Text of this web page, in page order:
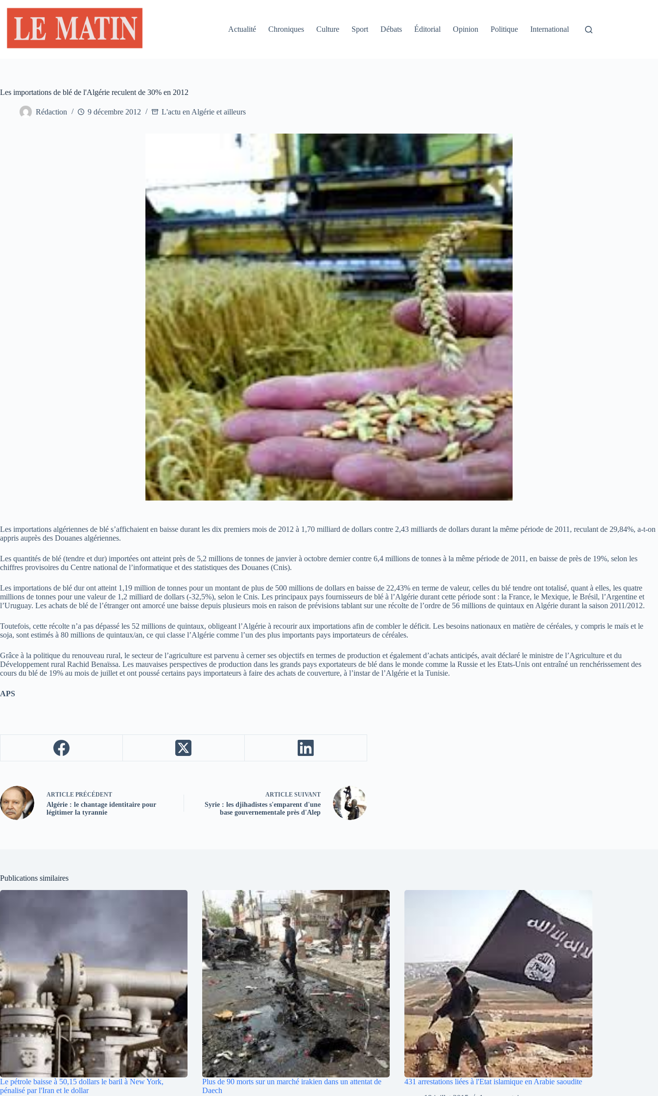
contenu
Actualité
Chroniques Culture Sport Débats Éditorial Opinion Politique International
Les importations de blé de l'Algérie reculent de 30% en 2012
Rédaction 9 décembre 2012 L'actu en Algérie et ailleurs
Les importations algériennes de blé s’affichaient en baisse durant les dix premiers mois de 2012 à 1,70 milliard de dollars contre 2,43 milliards de dollars durant la même période de 2011, reculant de 29,84%, a-t-on
appris auprès des Douanes algériennes.
Les quantités de blé (tendre et dur) importées ont atteint près de 5,2 millions de tonnes de janvier à octobre dernier contre 6,4 millions de tonnes à la même période de 2011, en baisse de près de 19%, selon les
chiffres provisoires du Centre national de l’informatique et des statistiques des Douanes (Cnis).
Les importations de blé dur ont atteint 1,19 million de tonnes pour un montant de plus de 500 millions de dollars en baisse de 22,43% en terme de valeur, celles du blé tendre ont totalisé, quant à elles, les quatre
millions de tonnes pour une valeur de 1,2 milliard de dollars (-32,5%), selon le Cnis. Les principaux pays fournisseurs de blé à l’Algérie durant cette période sont : la France, le Mexique, le Brésil, l’Argentine et
l’Uruguay. Les achats de blé de l’étranger ont amorcé une baisse depuis plusieurs mois en raison de prévisions tablant sur une récolte de l’ordre de 56 millions de quintaux en Algérie durant la saison 2011/2012.
Toutefois, cette récolte n’a pas dépassé les 52 millions de quintaux, obligeant l’Algérie à recourir aux importations afin de combler le déficit. Les besoins nationaux en matière de céréales, y compris le maïs et le
soja, sont estimés à 80 millions de quintaux/an, ce qui classe l’Algérie comme l’un des plus importants pays importateurs de céréales.
Grâce à la politique du renouveau rural, le secteur de l’agriculture est parvenu à cerner ses objectifs en termes de production et également d’achats anticipés, avait déclaré le ministre de l’Agriculture et du
Développement rural Rachid Benaïssa. Les mauvaises perspectives de production dans les grands pays exportateurs de blé dans le monde comme la Russie et les Etats-Unis ont entraîné un renchérissement des
cours du blé de 19% au mois de juillet et ont poussé certains pays importateurs à faire des achats de couverture, à l’instar de l’Algérie et la Tunisie.
APS
ARTICLE PRÉCÉDENT
Algérie : le chantage identitaire pour
légitimer la tyrannie
ARTICLE SUIVANT
Syrie : les djihadistes s'emparent d'une
base gouvernementale près d'Alep
Publications similaires
Le pétrole baisse à 50,15 dollars le baril à New York,
pénalisé par l'Iran et le dollar
Plus de 90 morts sur un marché irakien dans un attentat de
Daech
431 arrestations liées à l'Etat islamique en Arabie saoudite